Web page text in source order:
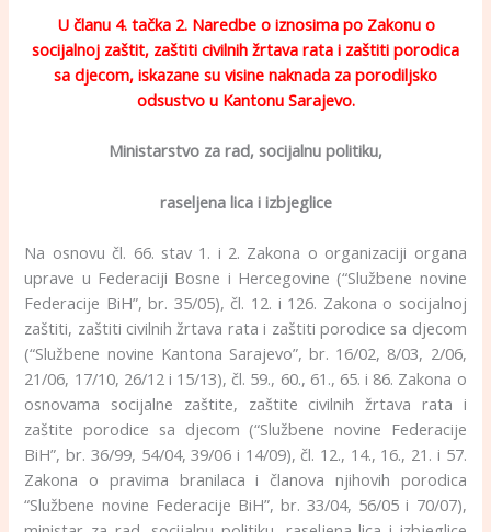
U članu 4. tačka 2. Naredbe o iznosima po Zakonu o
socijalnoj zaštit, zaštiti civilnih žrtava rata i zaštiti porodica
sa djecom, iskazane su visine naknada za porodiljsko
odsustvo u Kantonu Sarajevo.
Ministarstvo za rad, socijalnu politiku,
raseljena lica i izbjeglice
Na osnovu čl. 66. stav 1. i 2. Zakona o organizaciji organa
uprave u Federaciji Bosne i Hercegovine (“Službene novine
Federacije BiH”, br. 35/05), čl. 12. i 126. Zakona o socijalnoj
zaštiti, zaštiti civilnih žrtava rata i zaštiti porodice sa djecom
(“Službene novine Kantona Sarajevo”, br. 16/02, 8/03, 2/06,
21/06, 17/10, 26/12 i 15/13), čl. 59., 60., 61., 65. i 86. Zakona o
osnovama socijalne zaštite, zaštite civilnih žrtava rata i
zaštite porodice sa djecom (“Službene novine Federacije
BiH”, br. 36/99, 54/04, 39/06 i 14/09), čl. 12., 14., 16., 21. i 57.
Zakona o pravima branilaca i članova njihovih porodica
“Službene novine Federacije BiH”, br. 33/04, 56/05 i 70/07),